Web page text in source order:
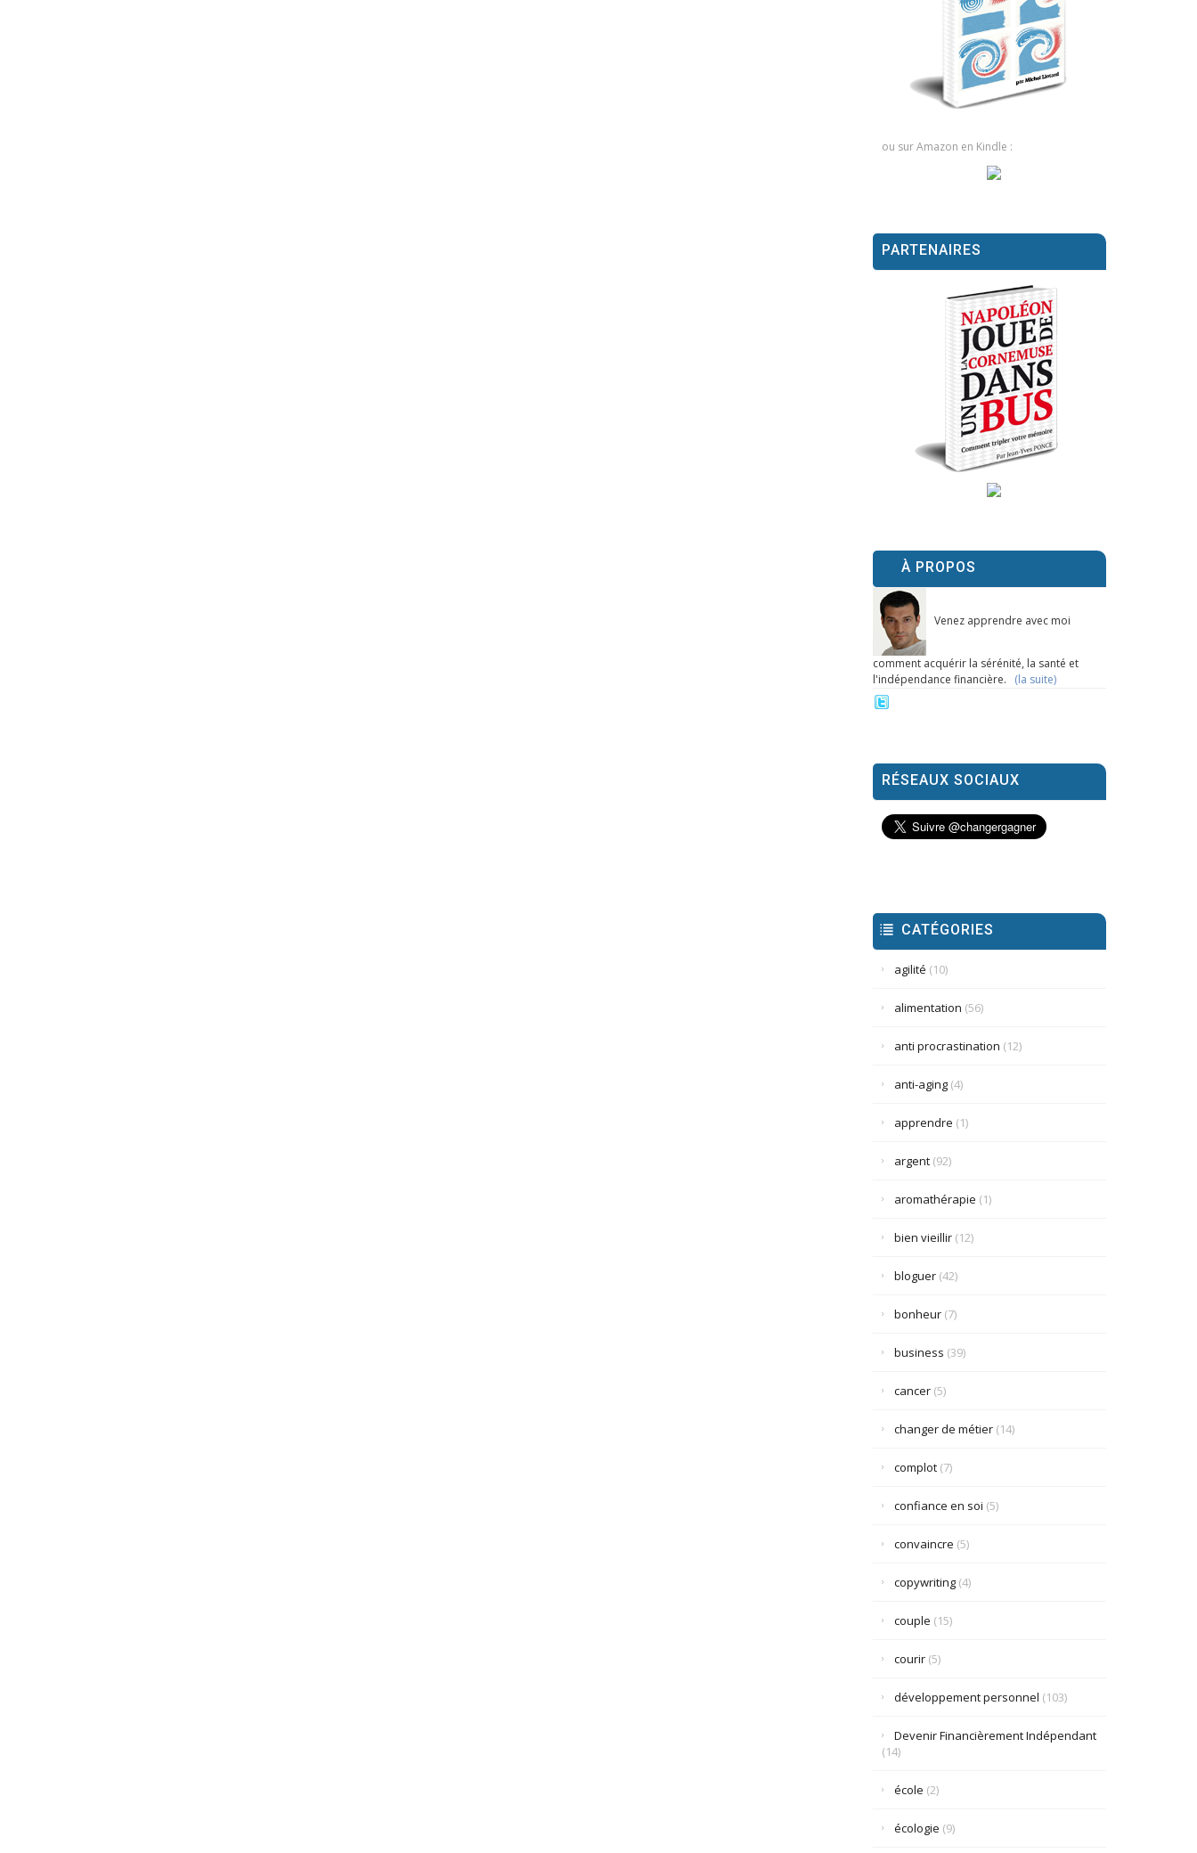
ou sur Amazon en Kindle :
PARTENAIRES
À PROPOS
Venez apprendre avec moi
comment acquérir la sérénité, la santé et
l'indépendance financière. (la suite)
RÉSEAUX SOCIAUX
CATÉGORIES
agilité (10)
alimentation (56)
anti procrastination (12)
anti-aging(4)
apprendre (1)
argent(92)
aromathérapie (1)
bien vieillir(12)
bloguer(42)
bonheur(7)
business (39)
cancer(5)
changer de métier(14)
complot(7)
confiance en soi (5)
convaincre (5)
copywriting(4)
couple (15)
courir(5)
développement personnel (103)
Devenir Financièrement Indépendant
(14)
école (2)
écologie (9)